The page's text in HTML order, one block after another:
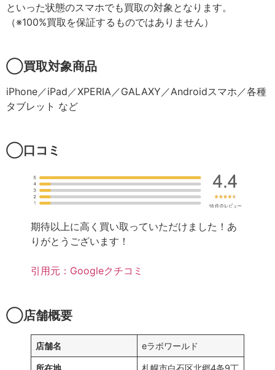
といった状態のスマホでも買取の対象となります。
（※100%買取を保証するものではありません）
◯買取対象商品
iPhone／iPad／XPERIA／GALAXY／Androidスマホ／各種
タブレット など
◯口コミ
期待以上に高く買い取っていただけました！あ
りがとうございます！
引用元：Googleクチコミ
◯店舗概要
店舗名 eラボワールド
所在地 札幌市白石区北郷4条9丁